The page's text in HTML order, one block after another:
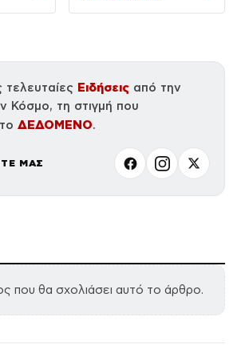
τελευταίες Ειδήσεις από την
Κόσμο, τη στιγμή που
ΔΕΔΟΜΕΝΟ.
ΜΑΣ
που θα σχολιάσει αυτό το άρθρο.